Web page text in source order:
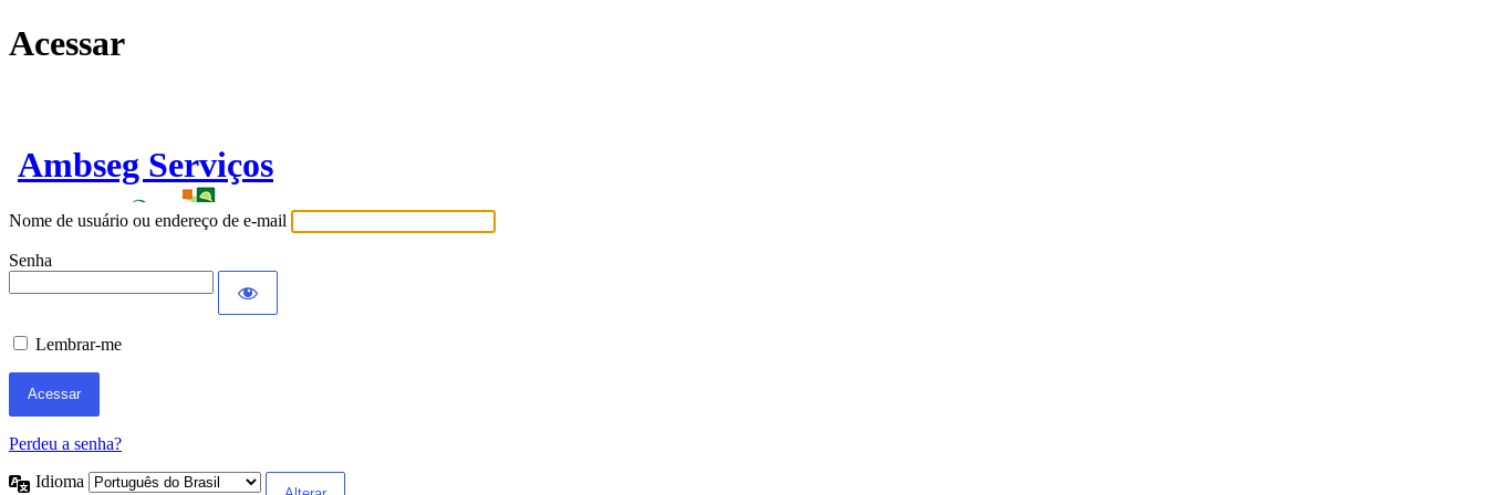
Acessar
Ambseg Serviços
Nome de usuário ou endereço de e-mail
Senha
Lembrar-me
Perdeu a senha?
Idioma